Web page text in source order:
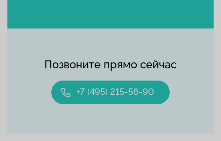
Позвоните прямо сейчас
+7 (495) 215-56-90